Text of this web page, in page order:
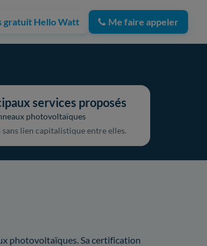
gratuit Hello Watt Me faire appeler
services proposés
photovoltaïques
lien capitalistique entre elles.
photovoltaïques. Sa certification